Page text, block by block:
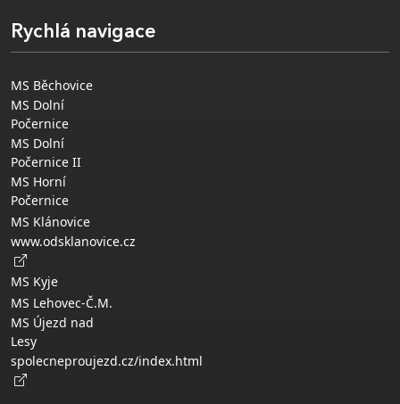
Rychlá navigace
MS Běchovice
MS Dolní
Počernice
MS Dolní
Počernice II
MS Horní
Počernice
MS Klánovice
www.odsklanovice.cz
MS Kyje
MS Lehovec-Č.M.
MS Újezd nad
Lesy
spolecneproujezd.cz/index.html